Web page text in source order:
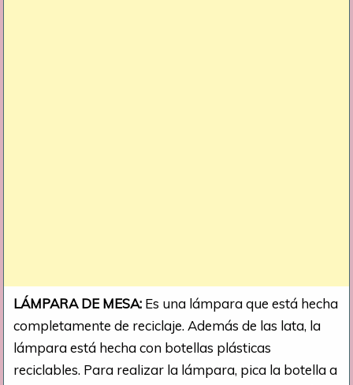
LÁMPARA DE MESA: Es una lámpara que está hecha
completamente de reciclaje. Además de las lata, la
lámpara está hecha con botellas plásticas
reciclables. Para realizar la lámpara, pica la botella a